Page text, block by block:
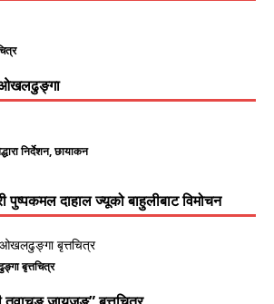
निर्देशन, छायाकन
पुष्पकमल दाहाल ज्यूको बाहुलीबाट विमोचन
बृत्तचित्र